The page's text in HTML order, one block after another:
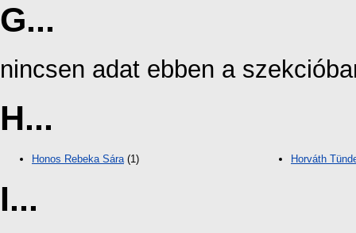
G...
nincsen adat ebben a
H...
Honos Rebeka Sára (1) Horváth
I...